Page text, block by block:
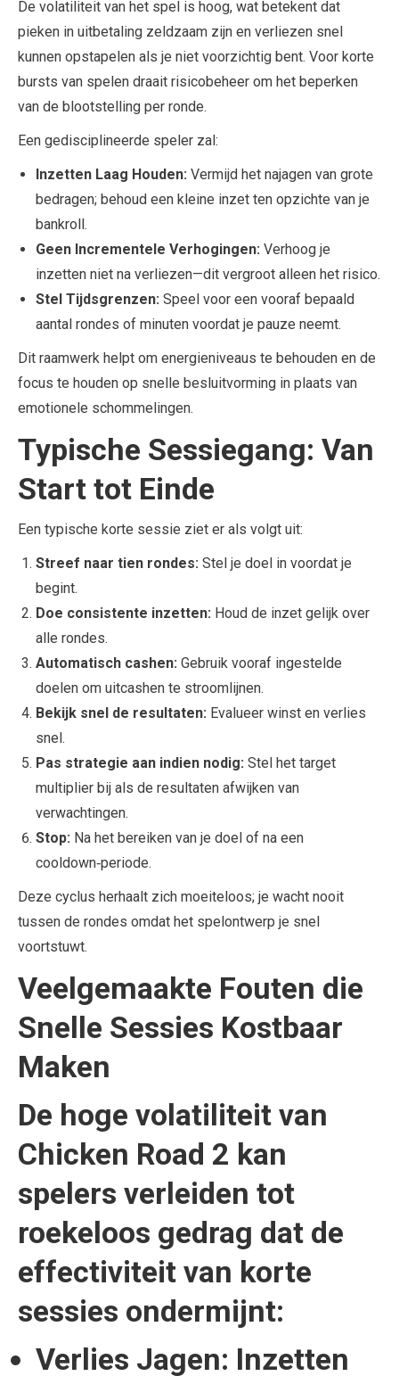
De volatiliteit van het spel is hoog, wat betekent dat
pieken in uitbetaling zeldzaam zijn en verliezen snel
kunnen opstapelen als je niet voorzichtig bent. Voor korte
bursts van spelen draait risicobeheer om het beperken
van de blootstelling per ronde.
Een gedisciplineerde speler zal:
Inzetten Laag Houden: Vermijd het najagen van grote
bedragen; behoud een kleine inzet ten opzichte van je
bankroll.
Geen Incrementele Verhogingen: Verhoog je
inzetten niet na verliezen—dit vergroot alleen het risico.
Stel Tijdsgrenzen: Speel voor een vooraf bepaald
aantal rondes of minuten voordat je pauze neemt.
Dit raamwerk helpt om energieniveaus te behouden en de
focus te houden op snelle besluitvorming in plaats van
emotionele schommelingen.
Typische Sessiegang: Van
Start tot Einde
Een typische korte sessie ziet er als volgt uit:
Streef naar tien rondes: Stel je doel in voordat je
begint.
Doe consistente inzetten: Houd de inzet gelijk over
alle rondes.
Automatisch cashen: Gebruik vooraf ingestelde
doelen om uitcashen te stroomlijnen.
Bekijk snel de resultaten: Evalueer winst en verlies
snel.
Pas strategie aan indien nodig: Stel het target
multiplier bij als de resultaten afwijken van
verwachtingen.
Stop: Na het bereiken van je doel of na een
cooldown‑periode.
Deze cyclus herhaalt zich moeiteloos; je wacht nooit
tussen de rondes omdat het spelontwerp je snel
voortstuwt.
Veelgemaakte Fouten die
Snelle Sessies Kostbaar
Maken
De hoge volatiliteit van
Chicken Road 2 kan
spelers verleiden tot
roekeloos gedrag dat de
effectiviteit van korte
sessies ondermijnt:
Verlies Jagen: Inzetten